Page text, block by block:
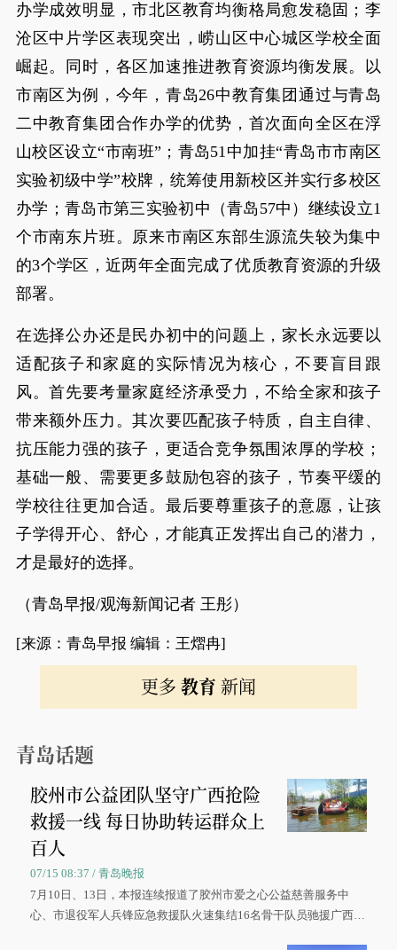
办学成效明显，市北区教育均衡格局愈发稳固；李
沧区中片学区表现突出，崂山区中心城区学校全面
崛起。同时，各区加速推进教育资源均衡发展。以
市南区为例，今年，青岛26中教育集团通过与青岛
二中教育集团合作办学的优势，首次面向全区在浮
山校区设立“市南班”；青岛51中加挂“青岛市市南区
实验初级中学”校牌，统筹使用新校区并实行多校区
办学；青岛市第三实验初中（青岛57中）继续设立1
个市南东片班。原来市南区东部生源流失较为集中
的3个学区，近两年全面完成了优质教育资源的升级
部署。
在选择公办还是民办初中的问题上，家长永远要以
适配孩子和家庭的实际情况为核心，不要盲目跟
风。首先要考量家庭经济承受力，不给全家和孩子
带来额外压力。其次要匹配孩子特质，自主自律、
抗压能力强的孩子，更适合竞争氛围浓厚的学校；
基础一般、需要更多鼓励包容的孩子，节奏平缓的
学校往往更加合适。最后要尊重孩子的意愿，让孩
子学得开心、舒心，才能真正发挥出自己的潜力，
才是最好的选择。
（青岛早报/观海新闻记者 王彤）
[来源：青岛早报 编辑：王熠冉]
更多 教育 新闻
青岛话题
胶州市公益团队坚守广西抢险
救援一线 每日协助转运群众上
百人
07/15 08:37 / 青岛晚报
7月10日、13日，本报连续报道了胶州市爱之心公益慈善服务中
心、市退役军人兵锋应急救援队火速集结16名骨干队员驰援广西灾